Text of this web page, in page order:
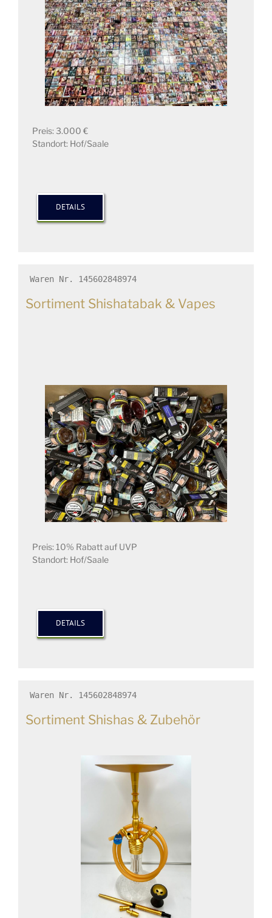
Preis: 3.000 €
Standort: Hof/Saale
DETAILS
Waren Nr. 145602848974
Sortiment Shishatabak & Vapes
Preis: 10% Rabatt auf UVP
Standort: Hof/Saale
DETAILS
Waren Nr. 145602848974
Sortiment Shishas & Zubehör